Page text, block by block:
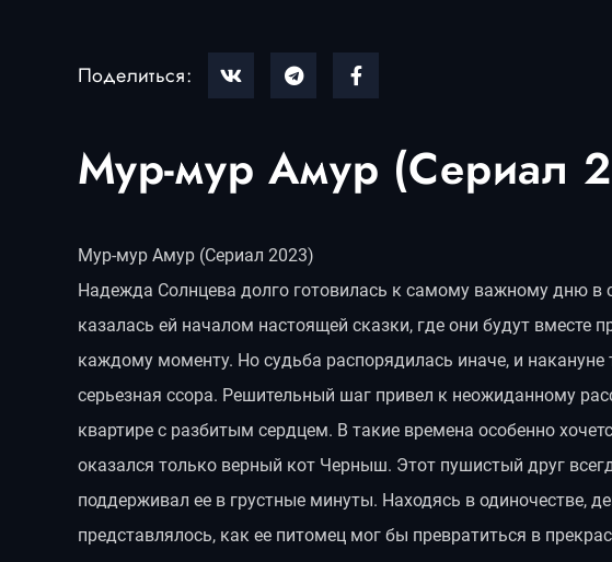
Поделиться:
Мур-мур Амур (Сериал
Мур-мур Амур (Сериал 2023)
Надежда Солнцева долго готовилась к самому важному дню
казалась ей началом настоящей сказки, где они будут вместе
каждому моменту. Но судьба распорядилась иначе, и
серьезная ссора. Решительный шаг привел к неожиданному
квартире с разбитым сердцем. В такие времена особенно
оказался только верный кот Черныш. Этот пушистый друг
поддерживал ее в грустные минуты. Находясь в одиночестве,
представлялось, как ее питомец мог бы превратиться в